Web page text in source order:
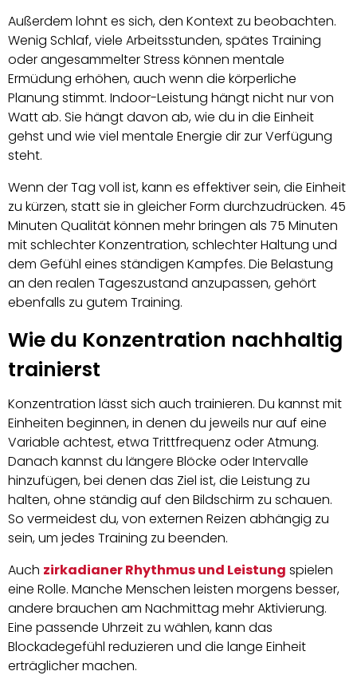
Außerdem lohnt es sich, den Kontext zu beobachten.
Wenig Schlaf, viele Arbeitsstunden, spätes Training
oder angesammelter Stress können mentale
Ermüdung erhöhen, auch wenn die körperliche
Planung stimmt. Indoor-Leistung hängt nicht nur von
Watt ab. Sie hängt davon ab, wie du in die Einheit
gehst und wie viel mentale Energie dir zur Verfügung
steht.
Wenn der Tag voll ist, kann es effektiver sein, die Einheit
zu kürzen, statt sie in gleicher Form durchzudrücken. 45
Minuten Qualität können mehr bringen als 75 Minuten
mit schlechter Konzentration, schlechter Haltung und
dem Gefühl eines ständigen Kampfes. Die Belastung
an den realen Tageszustand anzupassen, gehört
ebenfalls zu gutem Training.
Wie du Konzentration nachhaltig
trainierst
Konzentration lässt sich auch trainieren. Du kannst mit
Einheiten beginnen, in denen du jeweils nur auf eine
Variable achtest, etwa Trittfrequenz oder Atmung.
Danach kannst du längere Blöcke oder Intervalle
hinzufügen, bei denen das Ziel ist, die Leistung zu
halten, ohne ständig auf den Bildschirm zu schauen.
So vermeidest du, von externen Reizen abhängig zu
sein, um jedes Training zu beenden.
Auch zirkadianer Rhythmus und Leistung spielen
eine Rolle. Manche Menschen leisten morgens besser,
andere brauchen am Nachmittag mehr Aktivierung.
Eine passende Uhrzeit zu wählen, kann das
Blockadegefühl reduzieren und die lange Einheit
erträglicher machen.